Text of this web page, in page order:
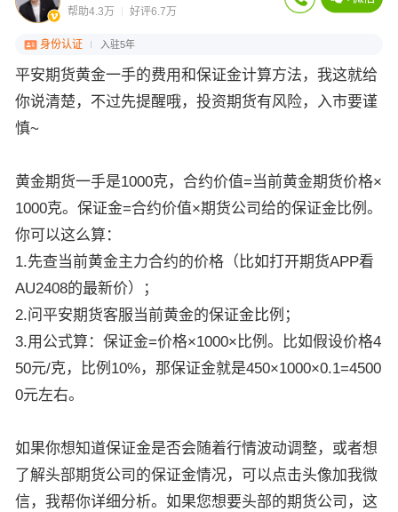
帮助4.3万 好评6.7万
身份认证 入驻5年
平安期货黄金一手的费用和保证金计算方法，我这就给
你说清楚，不过先提醒哦，投资期货有风险，入市要谨
慎~
黄金期货一手是1000克，合约价值=当前黄金期货价格×
1000克。保证金=合约价值×期货公司给的保证金比例。
你可以这么算：
1.先查当前黄金主力合约的价格（比如打开期货APP看
AU2408的最新价）；
2.问平安期货客服当前黄金的保证金比例；
3.用公式算：保证金=价格×1000×比例。比如假设价格4
50元/克，比例10%，那保证金就是450×1000×0.1=4500
0元左右。
如果你想知道保证金是否会随着行情波动调整，或者想
了解头部期货公司的保证金情况，可以点击头像加我微
信，我帮你详细分析。如果您想要头部的期货公司，这